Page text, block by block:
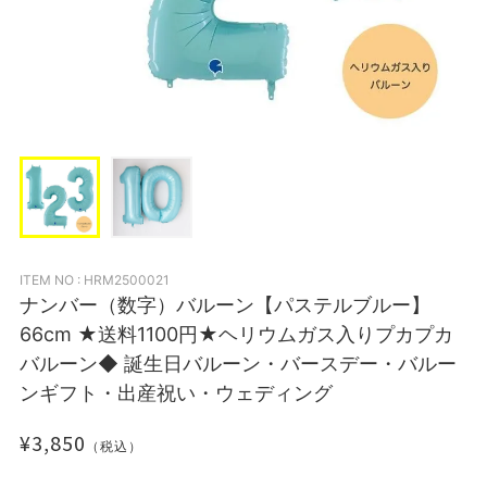
ITEM NO : HRM2500021
ナンバー（数字）バルーン【パステルブルー】
66cm ★送料1100円★ヘリウムガス入りプカプカ
バルーン◆ 誕生日バルーン・バースデー・バルー
ンギフト・出産祝い・ウェディング
¥3,850 （税込）